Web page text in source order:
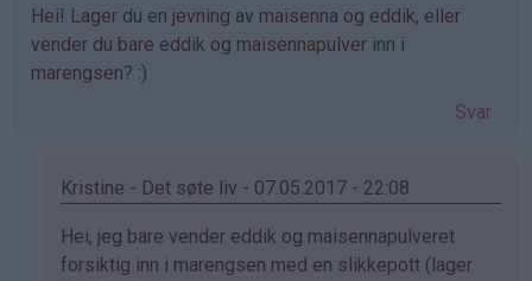
bekreftet)
Hei! Lager du en jevning av maisenna og eddik, eller
vender du bare eddik og maisennapulver inn i
marengsen? :)
Svar
Kristine - Det søte liv - 07.05.2017 - 22:08
Som
svar
Hei, jeg bare vender eddik og maisennapulveret
forsiktig inn i marengsen med en slikkepott (lager